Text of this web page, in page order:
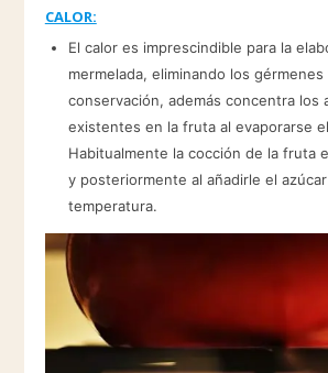
CALOR:
El calor es imprescindible para la
mermelada, eliminando los
conservación, además concentra los
existentes en la fruta al evaporarse
Habitualmente la cocción de la fruta
y posteriormente al añadirle el
temperatura.